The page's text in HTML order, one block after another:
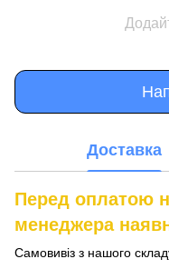
Доставка
Перед оплатою
менеджера
Самовивіз з нашого